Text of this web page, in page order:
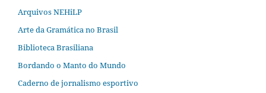
Arquivos NEHiLP
Arte da Gramática no Brasil
Biblioteca Brasiliana
Bordando o Manto do Mundo
Caderno de jornalismo esportivo